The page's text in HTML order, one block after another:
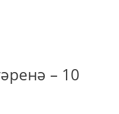
– 10